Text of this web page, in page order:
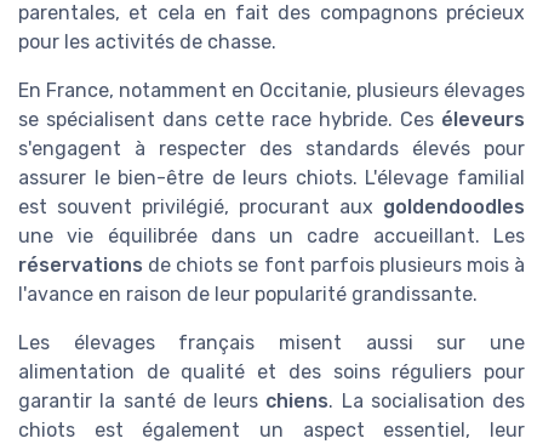
parentales, et cela en fait des compagnons précieux
pour les activités de chasse.
En France, notamment en Occitanie, plusieurs élevages
se spécialisent dans cette race hybride. Ces éleveurs
s'engagent à respecter des standards élevés pour
assurer le bien-être de leurs chiots. L'élevage familial
est souvent privilégié, procurant aux goldendoodles
une vie équilibrée dans un cadre accueillant. Les
réservations de chiots se font parfois plusieurs mois à
l'avance en raison de leur popularité grandissante.
Les élevages français misent aussi sur une
alimentation de qualité et des soins réguliers pour
garantir la santé de leurs chiens. La socialisation des
chiots est également un aspect essentiel, leur